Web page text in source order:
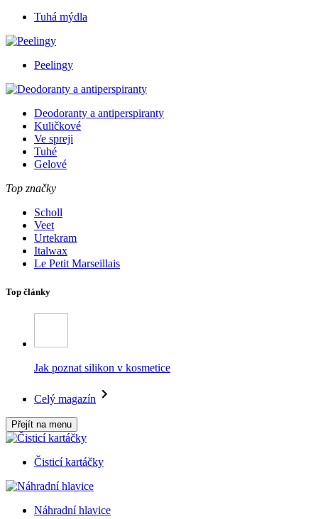
Tuhá mýdla
Peelingy
Deodoranty a antiperspiranty
Kuličkové
Ve spreji
Tuhé
Gelové
Top značky
Scholl
Veet
Urtekram
Italwax
Le Petit Marseillais
Top články
Jak poznat silikon v kosmetice
Celý magazín
Přejít na menu
Čisticí kartáčky
Náhradní hlavice